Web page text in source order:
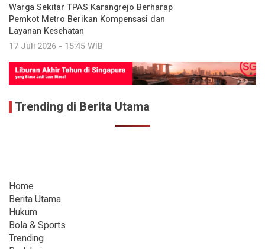
Warga Sekitar TPAS Karangrejo Berharap
Pemkot Metro Berikan Kompensasi dan
Layanan Kesehatan
17 Juli 2026 - 15:45 WIB
Trending di Berita Utama
Home
Berita Utama
Hukum
Bola & Sports
Trending